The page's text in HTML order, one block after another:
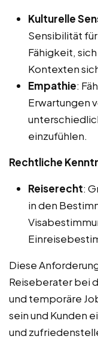
Kulturelle
Sensibilität
Fähigkeit,
Kontexten
Empathie:
Erwartungen
einzufühlen.
Rechtliche
Reiserecht:
in den
Diese
Reiseberater bei
und temporäre
sein und Kunden
und